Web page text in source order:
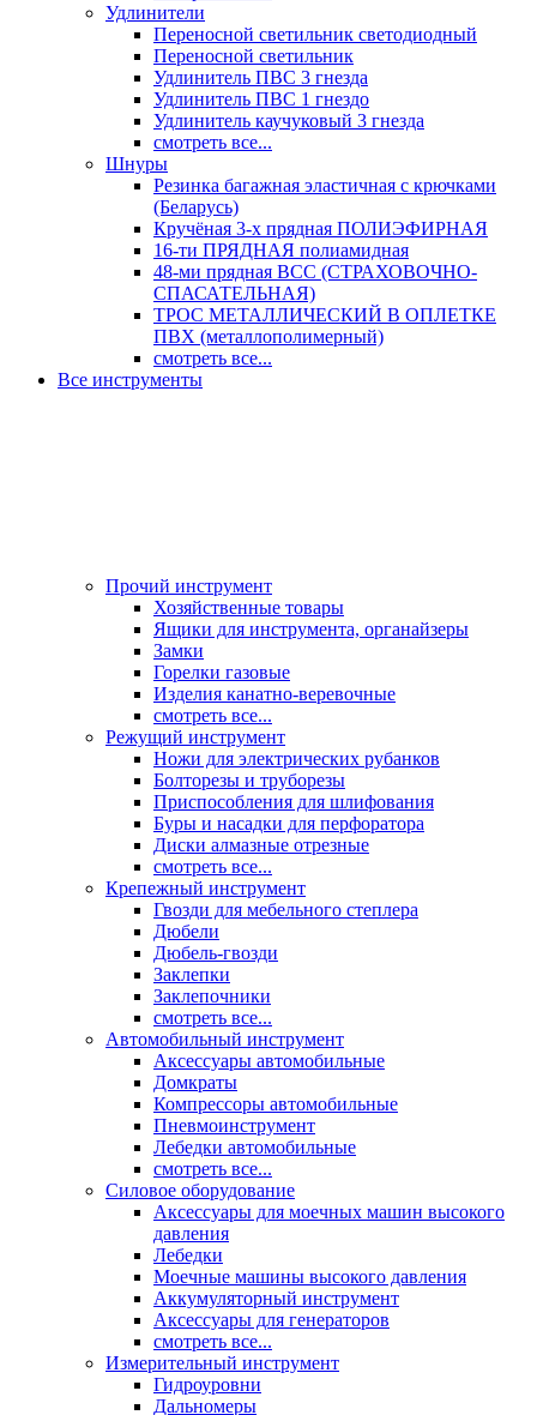
Удлинители
Переносной светильник светодиодный
Переносной светильник
Удлинитель ПВС 3 гнезда
Удлинитель ПВС 1 гнездо
Удлинитель каучуковый 3 гнезда
смотреть все...
Шнуры
Резинка багажная эластичная с крючками
(Беларусь)
Кручёная 3-х прядная ПОЛИЭФИРНАЯ
16-ти ПРЯДНАЯ полиамидная
48-ми прядная ВСС (СТРАХОВОЧНО-
СПАСАТЕЛЬНАЯ)
ТРОС МЕТАЛЛИЧЕСКИЙ В ОПЛЕТКЕ
ПВХ (металлополимерный)
смотреть все...
Все инструменты
Прочий инструмент
Хозяйственные товары
Ящики для инструмента, органайзеры
Замки
Горелки газовые
Изделия канатно-веревочные
смотреть все...
Режущий инструмент
Ножи для электрических рубанков
Болторезы и труборезы
Приспособления для шлифования
Буры и насадки для перфоратора
Диски алмазные отрезные
смотреть все...
Крепежный инструмент
Гвозди для мебельного степлера
Дюбели
Дюбель-гвозди
Заклепки
Заклепочники
смотреть все...
Автомобильный инструмент
Аксессуары автомобильные
Домкраты
Компрессоры автомобильные
Пневмоинструмент
Лебедки автомобильные
смотреть все...
Силовое оборудование
Аксессуары для моечных машин высокого
давления
Лебедки
Моечные машины высокого давления
Аккумуляторный инструмент
Аксессуары для генераторов
смотреть все...
Измерительный инструмент
Гидроуровни
Дальномеры